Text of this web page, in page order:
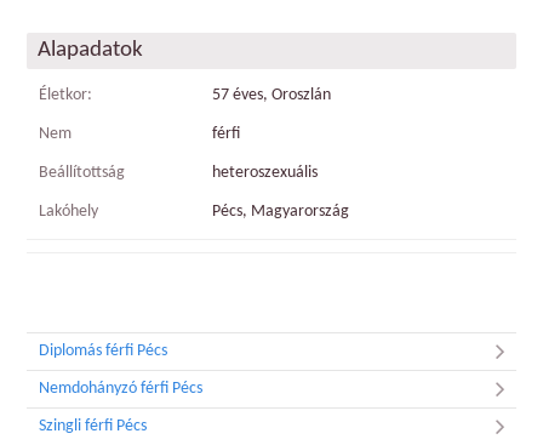
Alapadatok
Életkor: 57 éves, Oroszlán
Nem férfi
Beállítottság heteroszexuális
Lakóhely Pécs, Magyarország
Diplomás férfi Pécs
Nemdohányzó férfi Pécs
Szingli férfi Pécs